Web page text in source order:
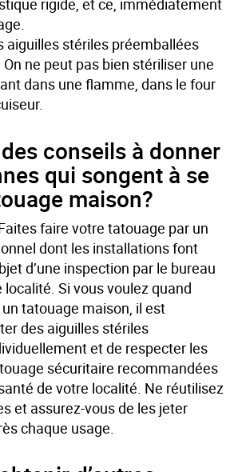
aiguilles stériles préemballées
ne peut pas bien stériliser une
dans une flamme, dans le four
conseils à donner
qui songent à se
maison?
faire votre tatouage par un
dont les installations font
d’une inspection par le bureau
Si vous voulez quand
tatouage maison, il est
des aiguilles stériles
et de respecter les
sécuritaire recommandées
de votre localité. Ne réutilisez
et assurez-vous de les jeter
chaque usage.